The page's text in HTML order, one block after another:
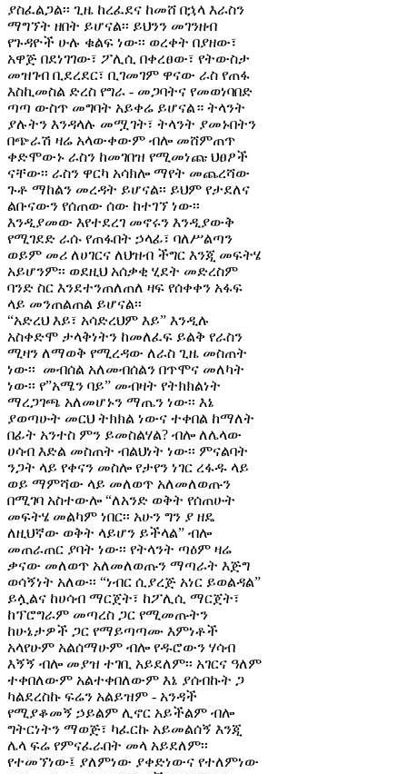
ያስፈልጋል፡፡ ጊዜ ከረፈደና ከመሸ በኋላ እራስን
ማግኘት ዘበት ይሆናል፡፡ ይህንን መገንዘብ
የጉዳዮች ሁሉ ቁልፍ ነው፡፡ ወረቀት በያዘው፣
አዋጅ በደነገገው፣ ፖሊሲ በቀረፀው፣ የትውስታ
መዝገብ ቢደረደር፣ ቢገመገም ዋናው ራስ የጠፋ
እስኪመስል ድረስ የግራ - መጋባትና የመወነባበድ
ጣጣ ውስጥ መግባት አይቀሬ ይሆናል። ትላንት
ያሉትን እንዳላሉ መሟገት፣ ትላንት ያመኑበትን
በጭራሽ ዛሬ አላውቀውም ብሎ መሸምጠጥ
ቀድሞውኑ ራስን ከመገበዝ የሚመነጩ ህፀፆች
ናቸው፡፡ ራስን ዋርካ አሳክሎ ማየት መጨረሻው
ጉቶ ማከልን መረዳት ይሆናል፡፡ ይህም የታደለና
ልቡናውን የሰጠው ሰው ከተገኘ ነው፡፡
እንዲያመው እየተደረገ መኖሩን እንዲያውቅ
የሚገደድ ራሱ የጠፋበት ኃላፊ፣ ባለሥልጣን
ወይም መሪ ለሀገርና ለህዝብ ችግር እንጂ መፍትሄ
አይሆንም፡፡ ወደዚህ አሰቃቂ ሂደት መድረስም
ባንድ ስር እንደተንጠለጠለ ዛፍ የሰቀቀን አፋፍ
ላይ መንጠልጠል ይሆናል፡፡
“አድረህ እይ፣ አሳድረህም እይ” እንዲሉ
አስቀድሞ ታላቅነትን ከመለፈፍ ይልቅ የራስን
ሚዛን ለማወቅ የሚረዳው ለራስ ጊዜ መስጠት
ነው፡፡ መብሰል አለመብሰልን በጥሞና መለካት
ነው፡፡ የ”አሜን ባይ” መብዛት የትክክልነት
ማረጋገጫ አለመሆኑን ማጤን ነው፡፡ እኔ
ያወጣሁት መርህ ትክክል ነውና ተቀበል ከማለት
በፊት አንተስ ምን ይመስልሃል? ብሎ ለሌላው
ሀሳብ እድል መስጠት ብልህነት ነው፡፡ ምናልባት
ንጋት ላይ የቀናን መስሎ የታየን ነገር ረፋዱ ላይ
ወይ ማምሻው ላይ መለወጥ አለመለወጡን
በሚገባ አስተውሎ “ለአንድ ወቅት የሰጠሁት
መፍትሄ መልካም ነበር፡፡ አሁን ግን ያ ዘዴ
ለዚህኛው ወቅት ላይሆን ይችላል” ብሎ
መጠራጠር ያባት ነው፡፡ የትላንት ጣዕም ዛሬ
ቃናው መለወጥ አለመለወጡን ማጣራት እጅግ
ወሳኝነት አለው፡፡ “ነብር ሲያረጅ አነር ይወልዳል”
ይሏልና ከሀሳብ ማርጀት፣ ከፖሊሲ ማርጀት፣
ከፕሮግራም መጣረስ ጋር የሚመጡትን
ከሁኔታዎች ጋር የማይጣጣሙ እምነቶች
አላየሁም አልሰማሁም ብሎ የዱሮውን ሃሳብ
እኝኝ ብሎ መያዝ ተገቢ አይደለም፡፡ አገርና ዓለም
ተቀበለውም አልተቀበለውም እኔ ያሰብኩት ጋ
ካልደረስኩ ፍሬን አልይዝም - አንዳች
የሚያቆመኝ ኃይልም ሊኖር አይችልም ብሎ
ግትርነትን ማወጅ፣ ካፈርኩ አይመልሰኝ እንጂ
ሌላ ፍሬ የምናፈራበት መላ አይደለም፡፡
የተመኘነው፤ ያለምነው ያቀድነውና የተለምነው